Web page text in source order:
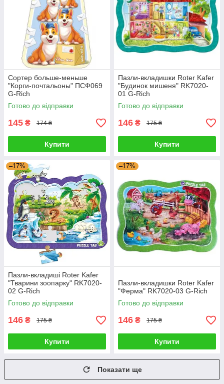
Сортер больше-меньше
"Корги-почтальоны" ПСФ069
G-Rich
Готово до відправки
145 ₴ 174 ₴
Купити
Пазли-вкладишки Roter Kafer
"Будинок мишеня" RK7020-
01 G-Rich
Готово до відправки
146 ₴ 175 ₴
Купити
–17%
Пазли-вкладиші Roter Kafer
"Тварини зоопарку" RK7020-
02 G-Rich
Готово до відправки
146 ₴ 175 ₴
Купити
–17%
Пазли-вкладишки Roter Kafer
"Ферма" RK7020-03 G-Rich
Готово до відправки
146 ₴ 175 ₴
Купити
Показати ще